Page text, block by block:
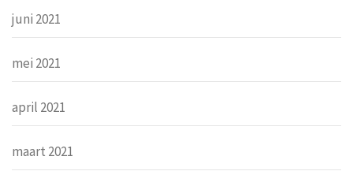
juni 2021
mei 2021
april 2021
maart 2021